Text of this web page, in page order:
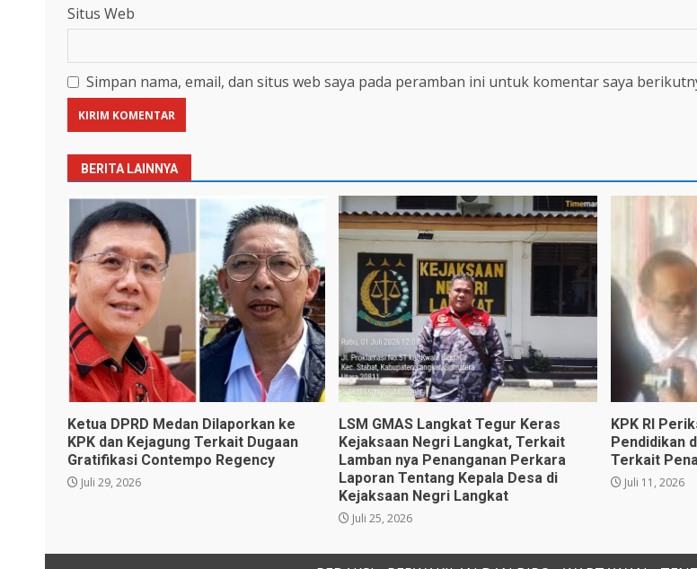
Situs Web
Simpan nama, email, dan situs web saya pada peramban ini untuk komentar saya
BERITA LAINNYA
Ketua DPRD Medan Dilaporkan ke
KPK dan Kejagung Terkait Dugaan
Gratifikasi Contempo Regency
Juli 29, 2026
LSM GMAS Langkat Tegur Keras
Kejaksaan Negri Langkat, Terkait
Lamban nya Penanganan Perkara
Laporan Tentang Kepala Desa di
Kejaksaan Negri Langkat
Juli 25, 2026
KPK RI
Pendidikan
Terkait
Juli 11, 2026